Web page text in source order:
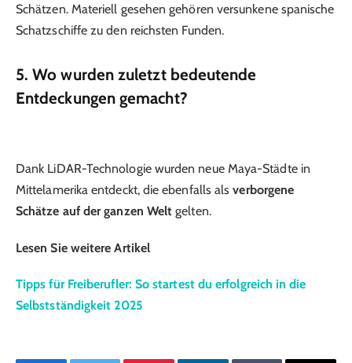
Schätzen. Materiell gesehen gehören versunkene spanische
Schatzschiffe zu den reichsten Funden.
5. Wo wurden zuletzt bedeutende
Entdeckungen gemacht?
Dank LiDAR-Technologie wurden neue Maya-Städte in
Mittelamerika entdeckt, die ebenfalls alsverborgene
Schätze auf der ganzen Welt gelten.
Lesen Sie weitere Artikel
Tipps für Freiberufler: So startest du erfolgreich in die
Selbstständigkeit 2025